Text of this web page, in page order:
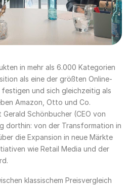
in mehr als 6.000 Kategorien
als eine der größten Online-
und sich gleichzeitig als
Amazon, Otto und Co.
Schönbucher (CEO von
dorthin: von der Transformation in
die Expansion in neue Märkte
wie Retail Media und der
klassischem Preisvergleich